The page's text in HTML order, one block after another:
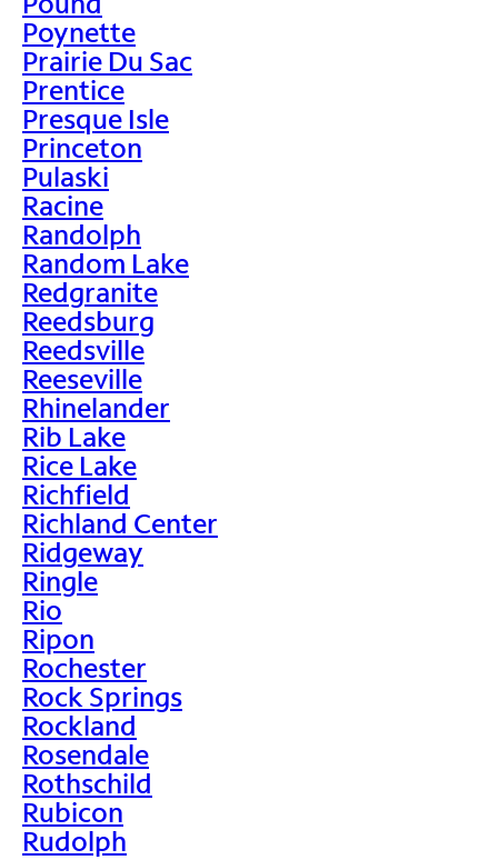
Poynette
Prairie Du Sac
Prentice
Presque Isle
Princeton
Pulaski
Racine
Randolph
Random Lake
Redgranite
Reedsburg
Reedsville
Reeseville
Rhinelander
Rib Lake
Rice Lake
Richfield
Richland Center
Ridgeway
Ringle
Rio
Ripon
Rochester
Rock Springs
Rockland
Rosendale
Rothschild
Rubicon
Rudolph